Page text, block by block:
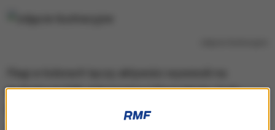
budynkach FSB, Administracji Prezydenta, Sądu
Najwyższego, Ministerstwa Kultury i siedziby milicji